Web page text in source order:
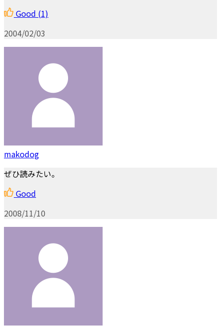
Good (1)
2004/02/03
makodog
ぜひ読みたい。
Good
2008/11/10